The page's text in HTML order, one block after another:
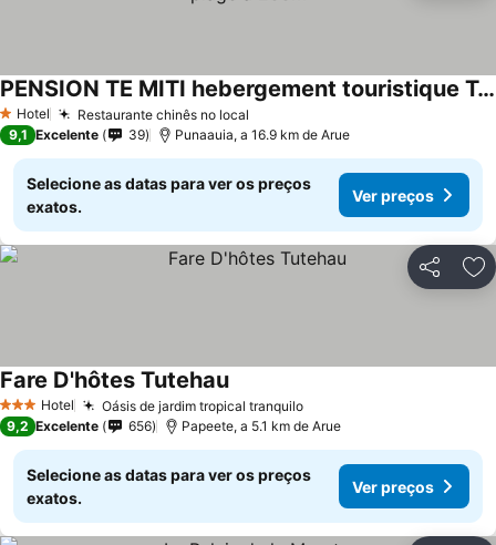
1 Estrelas
Hotel Restaurante chinês no local
PENSION TE MITI hebergement touristique TAHITI - plage a 200m
Ver preços
9,1 Excelente 39 Punaauia, a 16.9 km de Arue
Selecione as datas para ver os preços
exatos.
Ver preços
Partilhar
3 EstrelasHotel Oásis de jardim tropical tranquiloVer preços
Fare D'hôtes TutehauVer preços
9,2 Excelente 656 Papeete, a 5.1 km de Arue
Selecione as datas para ver os preços
exatos.
Ver preços